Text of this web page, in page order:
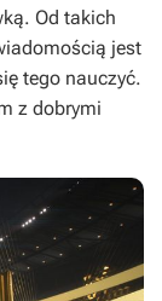
Od takich
jest
tego nauczyć.
z dobrymi